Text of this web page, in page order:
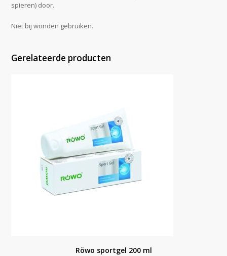
spieren) door.
Niet bij wonden gebruiken.
Gerelateerde producten
Röwo sportgel 200 ml